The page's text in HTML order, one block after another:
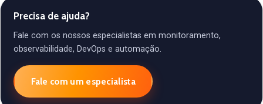
Precisa de ajuda?
Fale com os nossos especialistas em monitoramento,
observabilidade, DevOps e automação.
Fale com um especialista